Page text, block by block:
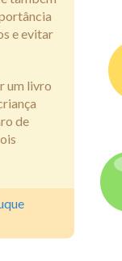
e evitar
um livro
de